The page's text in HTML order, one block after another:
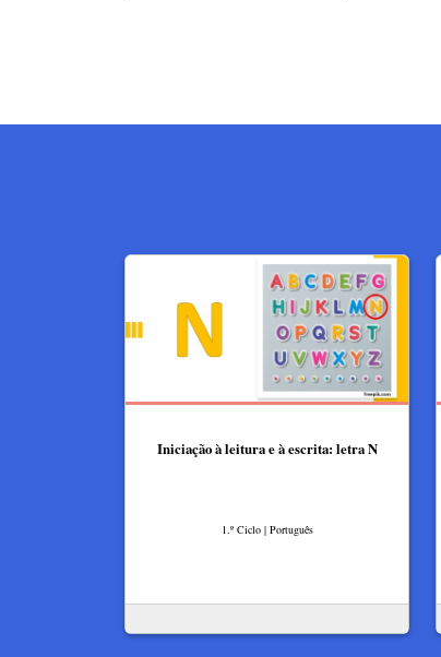
Iniciação à leitura e à escrita: letra N
1.º Ciclo | Português